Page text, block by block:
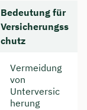
Bedeutung für
Versicherungss
chutz
Vermeidung
von
Unterversic
herung